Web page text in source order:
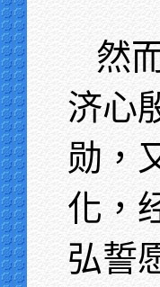
然
济心
勋，
化，
弘誓